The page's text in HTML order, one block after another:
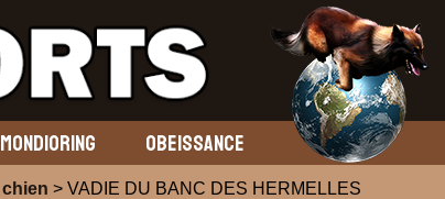
MONDIORING OBEISSANCE
> VADIE DU BANC DES HERMELLES